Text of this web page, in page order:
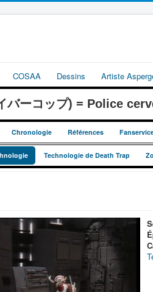
COSAA Dessins Artiste
バーコップ) = Police
Chronologie Références
Technologie de Death Trap